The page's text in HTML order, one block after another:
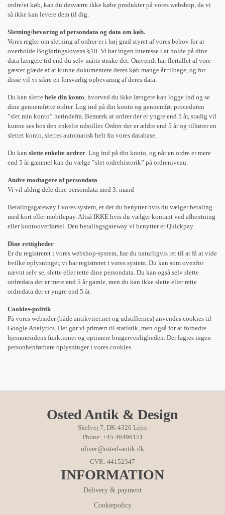
ordre/et køb, kan du desværre ikke købe produkter på vores webshop, da vi
så ikke kan levere dem til dig.
Sletning/bevaring af persondata og data om køb.
Vores regler om sletning af ordrer er i høj grad styret af vores behov for at
overholde Bogføringslovens §10. Vi har ingen interesse i at holde på dine
data længere tid end du selv måtte ønske det. Omvendt har flertallet af vore
gæster glæde af at kunne dokumentere deres køb mange år tilbage, og for
disse vil vi sikre en forsvarlig opbevaring af deres data.
Du kan slette hele din konto, hvorved du ikke længere kan logge ind og se
dine gennemførte ordrer. Log ind på din konto og gennemfør proceduren
”slet min konto” herindefra. Bemærk at ordrer der er yngre end 5 år, stadig vil
kunne ses hos den enkelte udstiller. Ordrer der er ældre end 5 år og tilhører en
slettet konto, slettes automatisk helt fra vores database.
Du kan slette enkelte ordrer. Log ind på din konto, og når en ordre er mere
end 5 år gammel kan du vælge ”slet ordrehistorik” på ordreniveau.
Andre modtagere af persondata
Vi vil aldrig dele dine persondata med 3. mand
Betalingsgateway i vores system, er det du benytter hvis du vælger betaling
med kort eller mobilepay. Altså IKKE hvis du vælger kontant ved afhentning
eller kontooverførsel. Den betalingsgateway vi benytter er Quickpay.
Dine rettigheder
Er du registreret i vores webshop-system, har du naturligvis ret til at få at vide
hvilke oplysninger, vi har registreret i vores system. Du kan som ovenfor
nævnt selv se, slette eller rette dine persondata. Du kan også selv slette
ordredata der er mere end 5 år gamle, men du kan ikke slette eller rette
ordredata der er yngre end 5 år.
Cookies-politik
På vores websider (både antikvitet.net og udstillernes) anvendes cookies til
Google Analytics. Det gør vi primært til statistik, men også for at forbedre
hjemmesidens funktioner og optimere brugervenligheden. Der lagres ingen
personhenførbare oplysninger i vores cookies.
Osted Antik & Design
Skelvej 7, DK-4320 Lejre
Phone: +45 46496151
oliver@osted-antik.dk
CVR: 44152347
INFORMATION
Delivery & payment
Cookiepolicy